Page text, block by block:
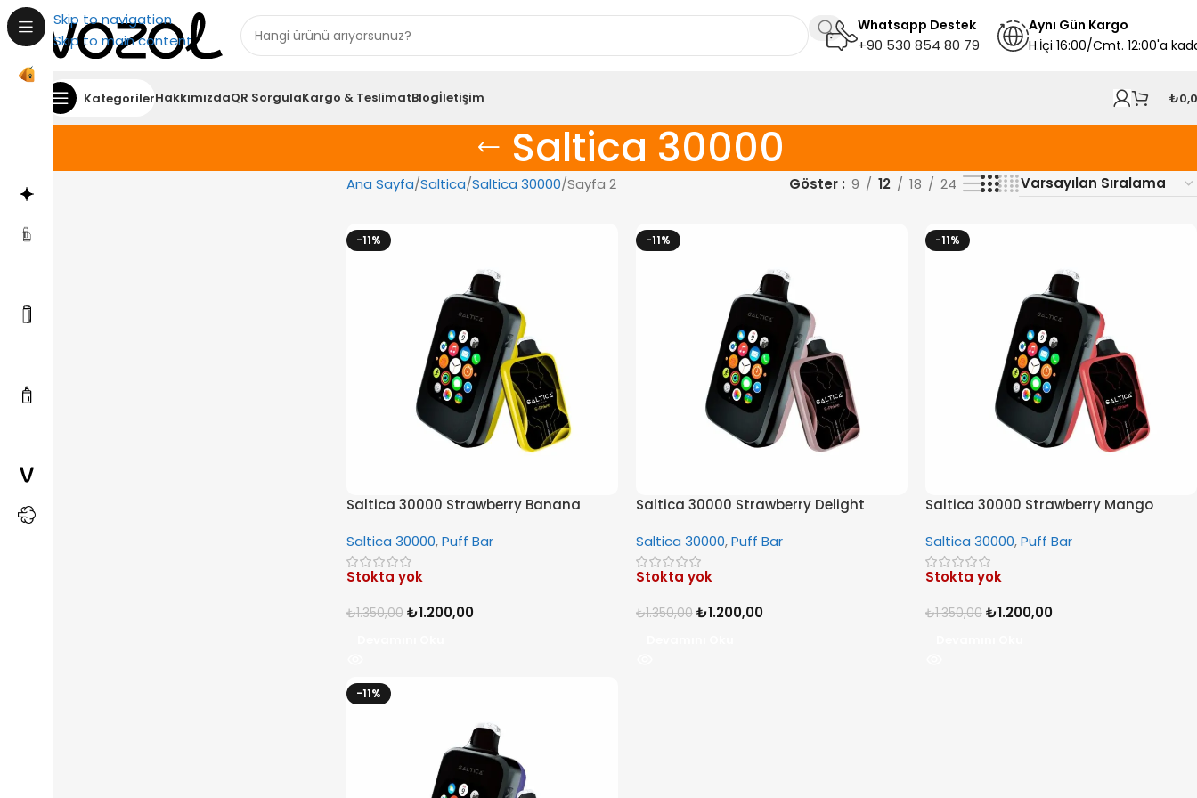
Skip to navigation
Skip to main content
Whatsapp Destek
+90 530 854 80 79
Aynı Gün Kargo
H.İçi 16:00/Cmt. 12:00'a
KategorilerHakkımızdaQR SorgulaKargo & TeslimatBlogİletişim ₺
Saltica 30000
Ana Sayfa Saltica Saltica 30000 Sayfa 2 Göster 9 12 18 24
-11%
Saltica 30000 Strawberry Banana
Saltica 30000,Puff Bar
Stokta yok
₺1.350,00 ₺1.200,00
-11%
Saltica 30000 Strawberry Delight
Saltica 30000,Puff Bar
Stokta yok
₺1.350,00 ₺1.200,00
-11%
Saltica 30000 Strawberry Mango
Saltica 30000,Puff Bar
Stokta yok
₺1.350,00 ₺1.200,00
-11%